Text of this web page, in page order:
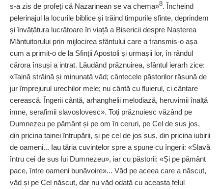
s-a zis de profeți că Nazarinean se va chema»8. Încheind
pelerinajul la locurile biblice și trăind timpurile sfinte, deprindem
și învățătura lucrătoare în viață a Bisericii despre Nașterea
Mântuitorului prin mijlocirea sfântului care a transmis-o așa
cum a primit-o de la Sfinții Apostoli și urmașii lor, în rândul
cărora însuși a intrat. Lăudând prăznuirea, sfântul ierarh zice:
«Taină străină și minunată văd; cântecele păstorilor răsună de
jur împrejurul urechilor mele; nu cântă cu fluierul, ci cântare
cerească. Îngerii cântă, arhanghelii melodiază, heruvimii înal­ță
imne, serafimii slavoslovesc». Toți prăznuiesc văzând pe
Dumnezeu pe pământ și pe om în ceruri, pe Cel de sus jos,
din pricina tainei întrupării, și pe cel de jos sus, din pricina iubirii
de oameni... Iau tăria cuvintelor spre a spune cu îngerii: «Slavă
întru cei de sus lui Dumnezeu», iar cu păstorii: «Și pe pământ
pace, între oameni bunăvoire»... Văd pe aceea care a născut,
văd și pe Cel născut, dar nu văd odată cu aceasta felul